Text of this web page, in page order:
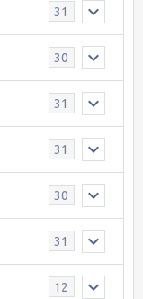
31
30
31
31
30
31
12